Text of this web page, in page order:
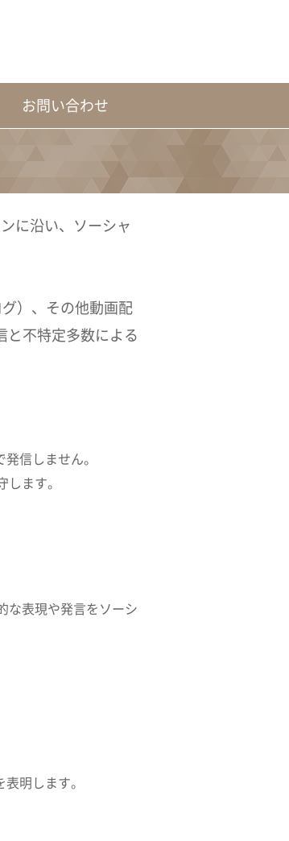
お問い合わせ
に沿い、ソーシャ
）、その他動画配
と不特定多数による
信しません。
ます。
な表現や発言をソーシ
明します。